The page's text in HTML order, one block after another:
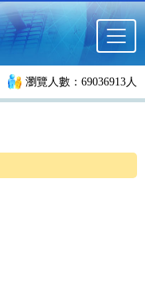
瀏覽人數：69036913人